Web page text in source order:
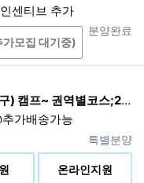
>
록 : 6개월
터넷 접속자료 : 3개월
도, 회사의 중대한 손
등을 위해 보관해야
할 수 있습니다. 단
의 기간 및 항목만 보
>
센티브 추가
진행상태
분양완료
모집 대기중)
~ 권역별코스;21:00~03:00
가배송가능
진행상태
특별분양
온라인지원